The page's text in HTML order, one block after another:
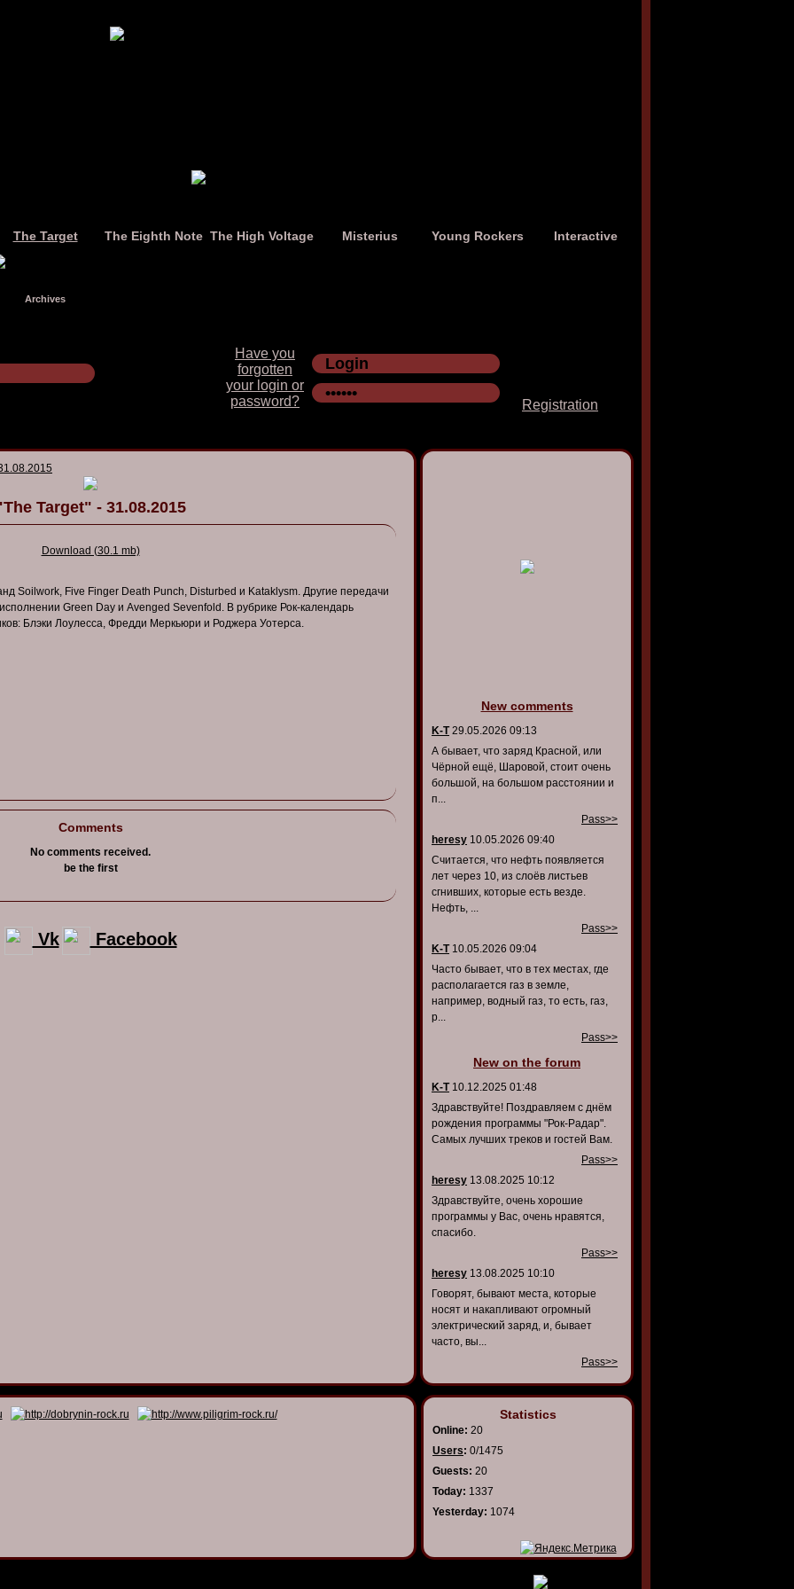
The Target The Eighth Note The High Voltage Misterius Young Rockers Interactive
Archives
Have you
forgotten
your login or
password?
Registration
Target" - 31.08.2015
Download (30.1 mb)
Soilwork, Five Finger Death Punch, Disturbed и Kataklysm. Другие передачи
Green Day и Avenged Sevenfold. В рубрике Рок-календарь
Блэки Лоулесса, Фредди Меркьюри и Роджера Уотерса.
Comments
No comments received.
be the first
Vk Facebook
New comments
K-T29.05.2026 09:13
А бывает, что заряд Красной, или
Чёрной ещё, Шаровой, стоит очень
большой, на большом расстоянии и
п...
Pass>>
heresy 10.05.2026 09:40
Считается, что нефть появляется
лет через 10, из слоёв листьев
сгнивших, которые есть везде.
Нефть, ...
Pass>>
K-T10.05.2026 09:04
Часто бывает, что в тех местах, где
располагается газ в земле,
например, водный газ, то есть, газ,
р...
Pass>>
New on the forum
K-T10.12.2025 01:48
Здравствуйте! Поздравляем с днём
рождения программы "Рок-Радар".
Самых лучших треков и гостей Вам.
Pass>>
heresy 13.08.2025 10:12
Здравствуйте, очень хорошие
программы у Вас, очень нравятся,
спасибо.
Pass>>
heresy 13.08.2025 10:10
Говорят, бывают места, которые
носят и накапливают огромный
электрический заряд, и, бывает
часто, вы...
Pass>>
Statistics
Online: 20
Users: 0/1475
Guests: 20
Today: 1337
Yesterday: 1074